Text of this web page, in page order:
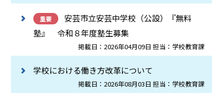
重要
安芸市立安芸中学校（公設）『無料
塾』 令和８年度塾生募集
掲載日：2026年04月09日 担当：学校教育課
学校における働き方改革について
掲載日：2026年08月03日 担当：学校教育課